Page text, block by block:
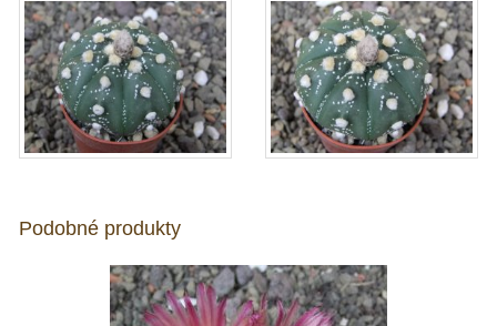
Podobné produkty